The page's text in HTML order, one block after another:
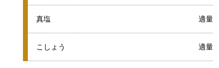
★
真塩 適量
★
こしょう 適量